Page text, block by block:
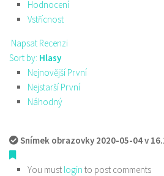
Hodnocení
Vstřícnost
Napsat Recenzi
Sort by: Hlasy
Nejnovější První
Nejstarší První
Náhodný
Snímek obrazovky 2020-05-04 v
You must login to post comments